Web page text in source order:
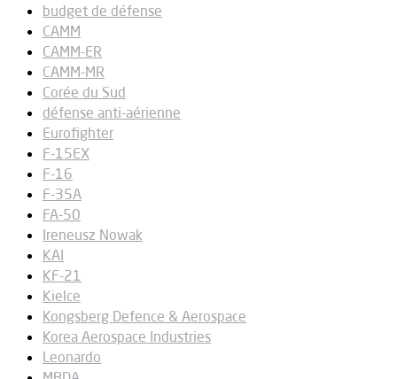
budget de défense
CAMM
CAMM-ER
CAMM-MR
Corée du Sud
défense anti-aérienne
Eurofighter
F-15EX
F-16
F-35A
FA-50
Ireneusz Nowak
KAI
KF-21
Kielce
Kongsberg Defence & Aerospace
Korea Aerospace Industries
Leonardo